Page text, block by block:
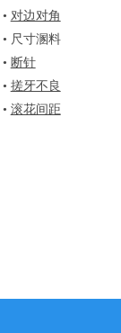
• 对边对角
• 尺寸溷料
• 断针
• 搓牙不良
• 滚花间距